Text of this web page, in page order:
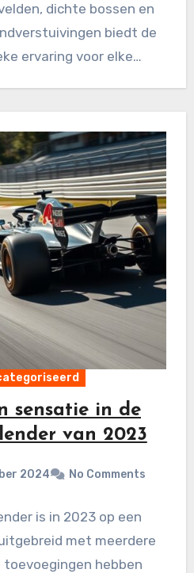
dichte bossen en
biedt de
ervaring voor elke
sensatie in de
van 2023
2024 No Comments
is in 2023 op een
met meerdere
toevoegingen hebben